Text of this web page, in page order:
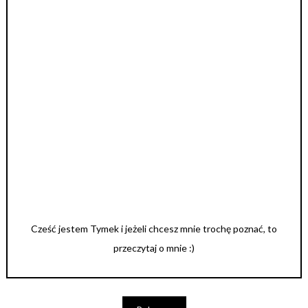
Cześć jestem Tymek i jeżeli chcesz mnie trochę poznać, to
przeczytaj o mnie :)